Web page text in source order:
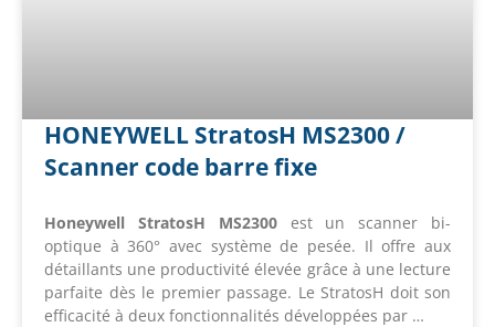
HONEYWELL StratosH MS2300 /
Scanner code barre fixe
Honeywell StratosH MS2300 est un scanner bi-
optique à 360° avec système de pesée. Il offre aux
détaillants une productivité élevée grâce à une lecture
parfaite dès le premier passage. Le StratosH doit son
efficacité à deux fonctionnalités développées par …